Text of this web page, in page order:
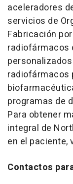
aceleradores
servicios de
Fabricación
radiofármacos
radiofármacos
programas de
Para obtener
integral de
en el paciente,
Contactos